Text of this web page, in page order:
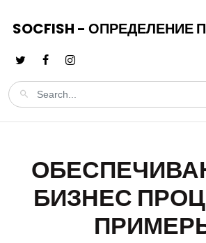
SOCFISH - ОПРЕДЕЛЕНИЕ
БИЗНЕС